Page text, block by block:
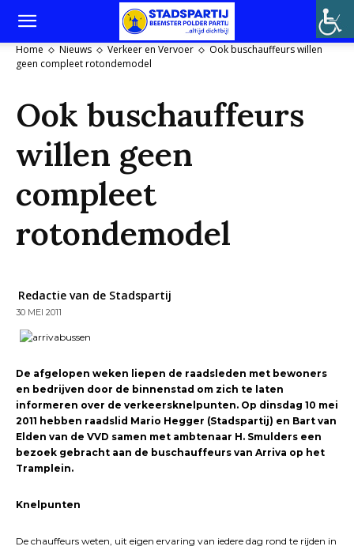
Home Nieuws Verkeer en Vervoer
Ook buschauffeurs willen
geen compleet rotondemodel
Ook buschauffeurs
willen geen
compleet
rotondemodel
Redactie van de Stadspartij
30 MEI 2011
De afgelopen weken liepen de raadsleden met bewoners
en bedrijven door de binnenstad om zich te laten
informeren over de verkeersknelpunten. Op dinsdag 10 mei
2011 hebben raadslid Mario Hegger (Stadspartij) en Bart van
Elden van de VVD samen met ambtenaar H. Smulders een
bezoek gebracht aan de buschauffeurs van Arriva op het
Tramplein.
Knelpunten
De chauffeurs weten, uit eigen ervaring van iedere dag rond te rijden in